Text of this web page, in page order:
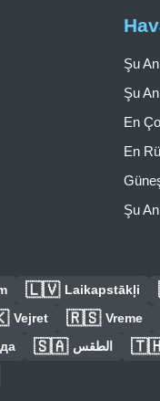
Şu
Şu
En
En
Şu
🇱🇻 Laikapstākļi
Vejret 🇷🇸 Vreme
🇸🇦 الطقس